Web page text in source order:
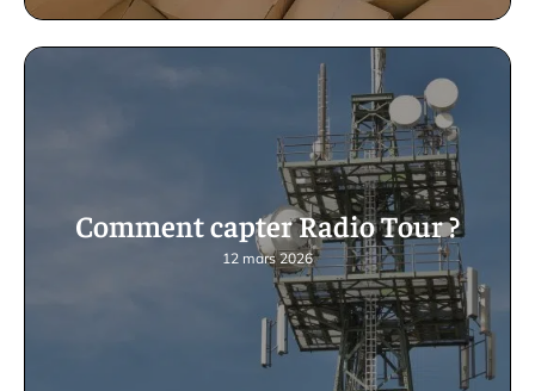
Comment capter Radio Tour ?
12 mars 2026